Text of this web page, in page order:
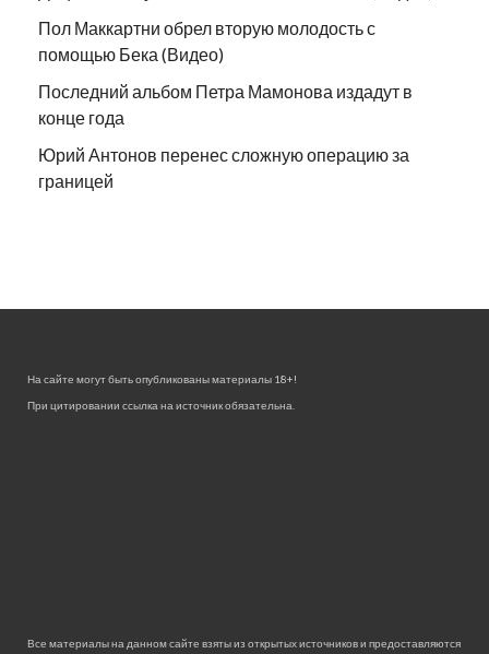
Пол Маккартни обрел вторую молодость с
помощью Бека (Видео)
Последний альбом Петра Мамонова издадут в
конце года
Юрий Антонов перенес сложную операцию за
границей
На сайте могут быть опубликованы материалы 18+!
При цитировании ссылка на источник обязательна.
Все материалы на данном сайте взяты из открытых источников и предоставляются